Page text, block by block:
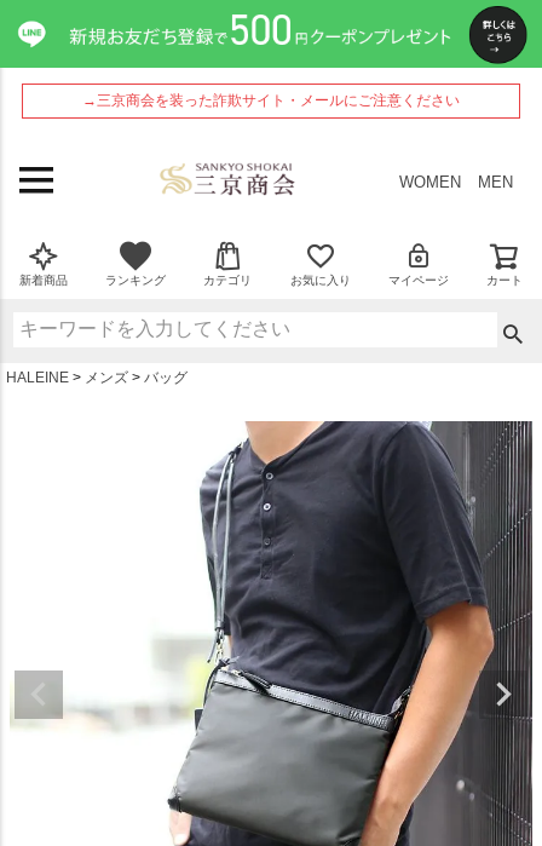
→三京商会を装った詐欺サイト・メールにご注意ください
WOMEN MEN
新着商品 ランキング カテゴリ お気に入り マイページ カート
HALEINE メンズ バッグ
ペー
ジト
ップ
へ